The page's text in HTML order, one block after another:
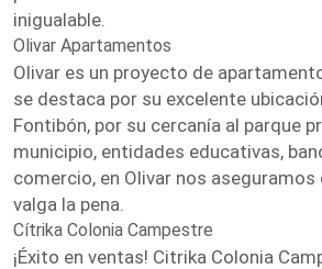
inigualable.
Olivar Apartamentos
Olivar es un proyecto de
se destaca por su excelente
Fontibón, por su cercanía al parque
municipio, entidades educativas,
comercio, en Olivar nos
valga la pena.
Cítrika Colonia Campestre
¡Éxito en ventas! Citrika Colonia